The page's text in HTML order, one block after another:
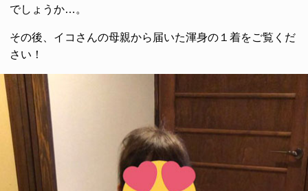
でしょうか…。
その後、イコさんの母親から届いた渾身の１着をご覧くだ
さい！